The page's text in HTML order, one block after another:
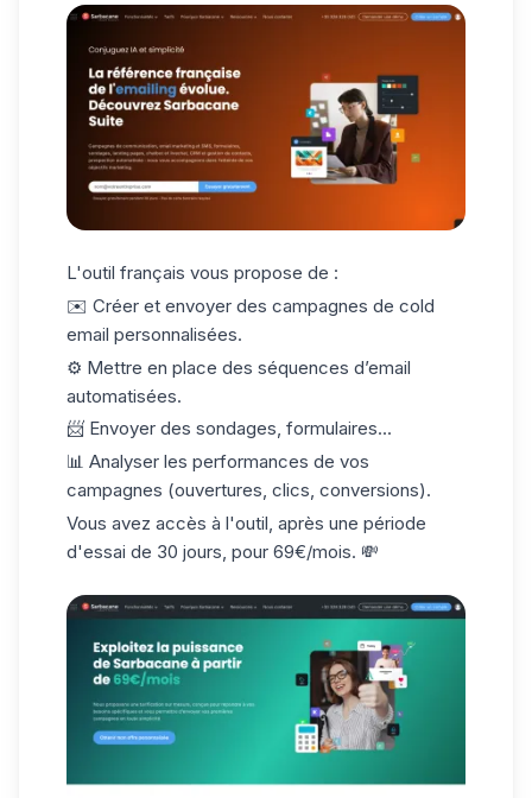
L'outil français vous propose de :
✉️ Créer et envoyer des campagnes de cold
email personnalisées.
⚙️ Mettre en place des séquences d’email
automatisées.
📨 Envoyer des sondages, formulaires...
📊 Analyser les performances de vos
campagnes (ouvertures, clics, conversions).
Vous avez accès à l'outil, après une période
d'essai de 30 jours, pour 69€/mois. 💸